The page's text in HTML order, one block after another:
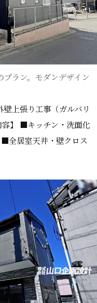
プラン。モダンデザイン
上張り工事（ガルバリ
容】 ■キッチン・洗面化
全居室天井・壁クロス